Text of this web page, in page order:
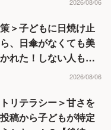
＞子どもに日焼け止
、日傘がなくても美
れた！しない人もい
2026/08/06
リテラシー＞甘さを
稿から子どもが特定